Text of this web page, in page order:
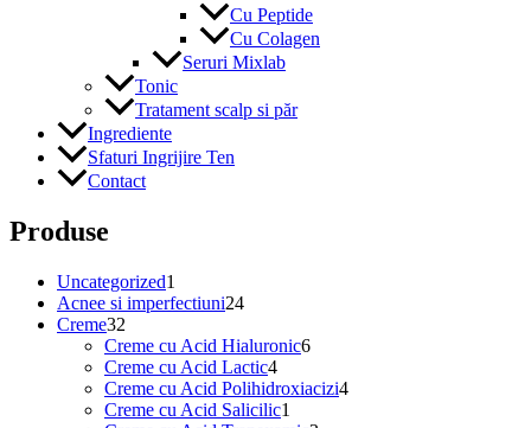
Cu Peptide
Cu Colagen
Seruri Mixlab
Tonic
Tratament scalp si păr
Ingrediente
Sfaturi Ingrijire Ten
Contact
Produse
Uncategorized1
produs
Acnee si imperfectiuni2424
produse
Creme32
de
produse
Creme cu Acid Hialuronic66
Creme cu Acid Lactic44
produse
Creme cu Acid Polihidroxiacizi44
Creme cu Acid Salicilic1